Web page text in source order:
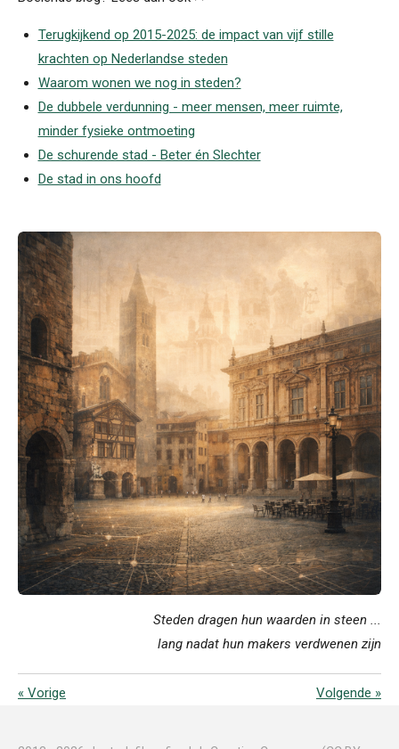
Terugkijkend op 2015-2025: de impact van vijf stille
krachten op Nederlandse steden
Waarom wonen we nog in steden?
De dubbele verdunning - meer mensen, meer ruimte,
minder fysieke ontmoeting
De schurende stad - Beter én Slechter
De stad in ons hoofd
Steden dragen hun waarden in steen ...
lang nadat hun makers verdwenen zijn
« Vorige Volgende »